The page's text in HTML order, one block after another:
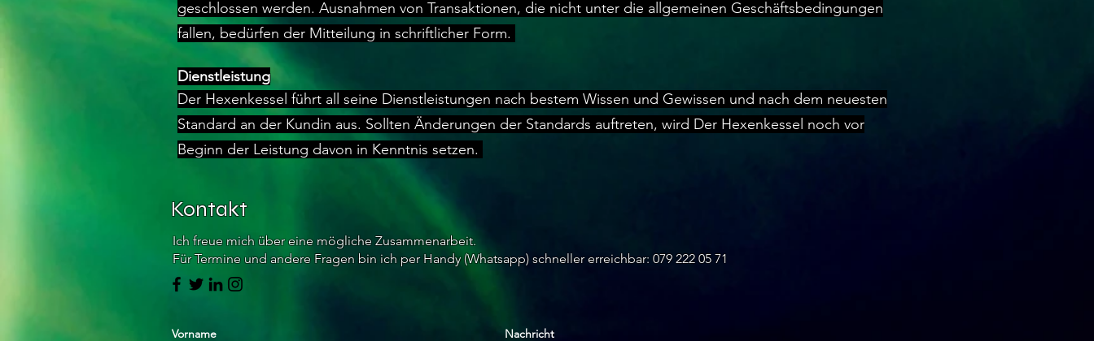
geschlossen werden. Ausnahmen von Transaktionen, die nicht unter die allgemeinen Geschäftsbedingungen
fallen, bedürfen der Mitteilung in schriftlicher Form.
Dienstleistung
Der Hexenkessel führt all seine Dienstleistungen nach bestem Wissen und Gewissen und nach dem neuesten
Standard an der Kundin aus. Sollten Änderungen der Standards auftreten, wird Der Hexenkessel noch vor
Beginn der Leistung davon in Kenntnis setzen.
Kontakt
Ich freue mich über eine mögliche Zusammenarbeit.
Für Termine und andere Fragen bin ich per Handy (Whatsapp) schneller erreichbar: 079 222 05 71
Vorname Nachricht